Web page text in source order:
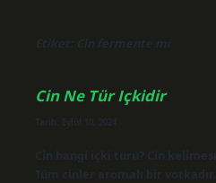
Etiket: Cin fermente mi
Cin Ne Tür Içkidir
Tarih: Eylül 10, 2024
Cin hangi içki türü? Cin
Tüm cinler aromalı bir